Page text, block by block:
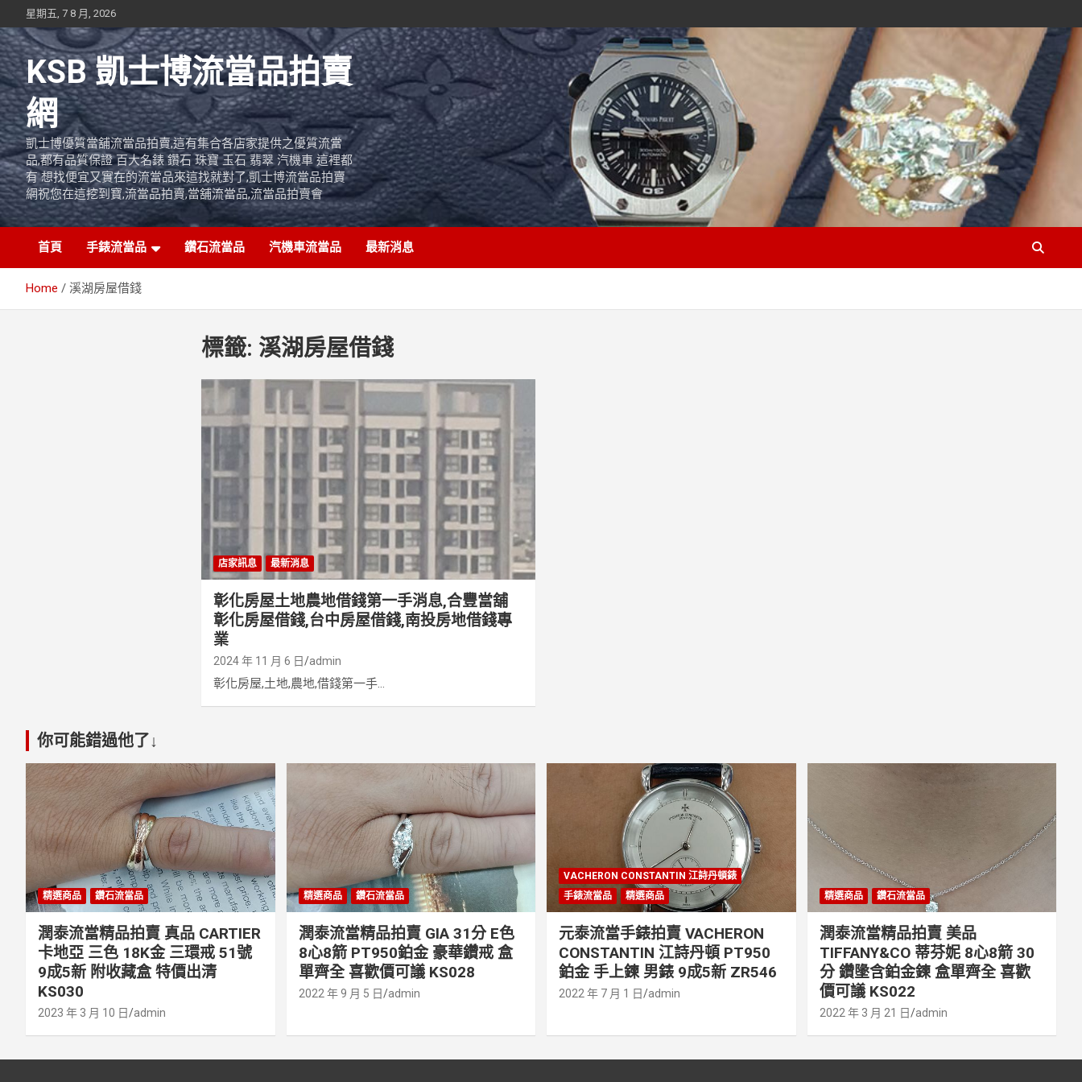
to
content
星期五, 7 8 月, 2026
KSB 凱士博流當品拍賣
網
凱士博優質當舖流當品拍賣,這有集合各店家提供之優質流當
品,都有品質保證 百大名錶 鑽石 珠寶 玉石 翡翠 汽機車 這裡都
有 想找便宜又實在的流當品來這找就對了,凱士博流當品拍賣
網祝您在這挖到寶,流當品拍賣,當舖流當品,流當品拍賣會
首頁 手錶流當品 鑽石流當品 汽機車流當品 最新消息
Home 溪湖房屋借錢
標籤: 溪湖房屋借錢
店家訊息 最新消息
彰化房屋土地農地借錢第一手消息,合豐當舖
彰化房屋借錢,台中房屋借錢,南投房地借錢專
業
2024 年 11 月 6 日 admin
彰化房屋,土地,農地,借錢第一手...
你可能錯過他了↓
精選商品 鑽石流當品
潤泰流當精品拍賣 真品 CARTIER
卡地亞 三色 18K金 三環戒 51號
9成5新 附收藏盒 特價出清
KS030
2023 年 3 月 10 日 admin
精選商品 鑽石流當品
潤泰流當精品拍賣 GIA 31分 E色
8心8箭 PT950鉑金 豪華鑽戒 盒
單齊全 喜歡價可議 KS028
2022 年 9 月 5 日 admin
VACHERON CONSTANTIN 江詩丹頓錶
手錶流當品
精選商品
元泰流當手錶拍賣 VACHERON
CONSTANTIN 江詩丹頓 PT950
鉑金 手上鍊 男錶 9成5新 ZR546
2022 年 7 月 1 日 admin
精選商品 鑽石流當品
潤泰流當精品拍賣 美品
TIFFANY&CO 蒂芬妮 8心8箭 30
分 鑽墬含鉑金鍊 盒單齊全 喜歡
價可議 KS022
2022 年 3 月 21 日 admin